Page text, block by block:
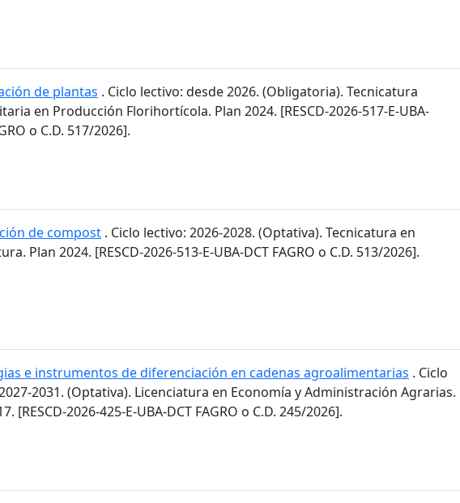
de plantas . Ciclo lectivo: desde 2026. (Obligatoria). Tecnicatura
en Producción Florihortícola. Plan 2024. [RESCD-2026-517-E-UBA-
o C.D. 517/2026].
de compost . Ciclo lectivo: 2026-2028. (Optativa). Tecnicatura en
Plan 2024. [RESCD-2026-513-E-UBA-DCT FAGRO o C.D. 513/2026].
e instrumentos de diferenciación en cadenas agroalimentarias . Ciclo
2031. (Optativa). Licenciatura en Economía y Administración Agrarias.
[RESCD-2026-425-E-UBA-DCT FAGRO o C.D. 245/2026].